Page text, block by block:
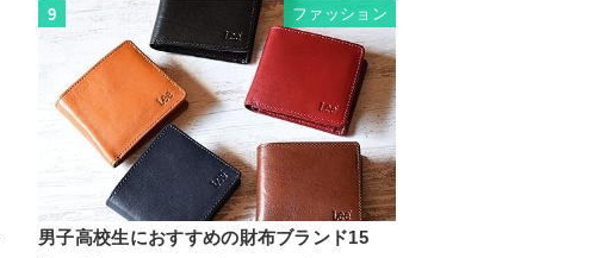
9 ファッション
男子高校生におすすめの財布ブランド15